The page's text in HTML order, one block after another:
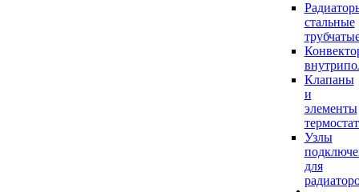
стальные
Клапаны
и
элементы
Узлы
для